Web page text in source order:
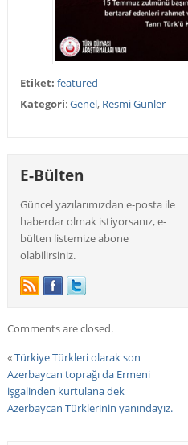
Etiket: featured
Kategori:Genel, Resmi Günler
E-Bülten
Güncel yazılarımızdan e-posta ile
haberdar olmak istiyorsanız, e-
bülten listemize abone
olabilirsiniz.
Comments are closed.
«Türkiye Türkleri olarak son
Azerbaycan toprağı da Ermeni
işgalinden kurtulana dek
Azerbaycan Türklerinin yanındayız.